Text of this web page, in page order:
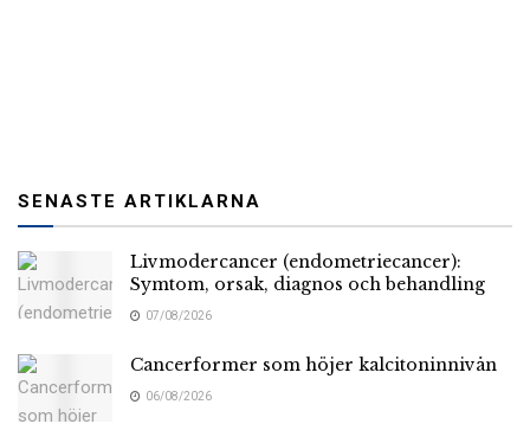
SENASTE ARTIKLARNA
Livmodercancer (endometriecancer):
Symtom, orsak, diagnos och behandling
07/08/2026
Cancerformer som höjer kalcitoninnivån
06/08/2026